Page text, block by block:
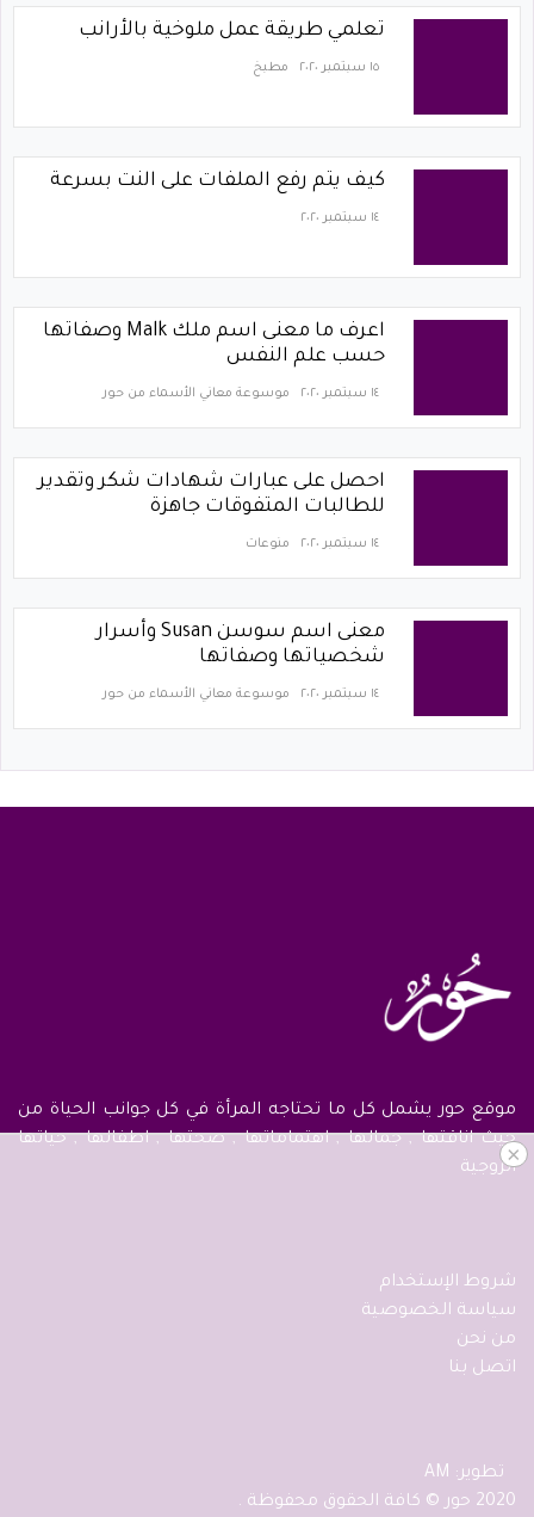
تعلمي طريقة عمل ملوخية بالأرانب
١٥ سبتمبر ٢٠٢٠ مطبخ
كيف يتم رفع الملفات على النت بسرعة
١٤ سبتمبر ٢٠٢٠
اعرف ما معنى اسم ملك Malk وصفاتها
حسب علم النفس
١٤ سبتمبر ٢٠٢٠ موسوعة معاني الأسماء من حور
احصل على عبارات شهادات شكر وتقدير
للطالبات المتفوقات جاهزة
١٤ سبتمبر ٢٠٢٠ منوعات
معنى اسم سوسن Susan وأسرار
شخصياتها وصفاتها
١٤ سبتمبر ٢٠٢٠ موسوعة معاني الأسماء من حور
×
موقع حور يشمل كل ما تحتاجه المرأة في كل جوانب الحياة من
حيث اناقتها , جمالها , اهتماماتها , صحتها , اطفالها , حياتها
الزوجية
شروط الإستخدام
سياسة الخصوصية
من نحن
اتصل بنا
تطوير: AM
2020 حور © كافة الحقوق محفوظة .